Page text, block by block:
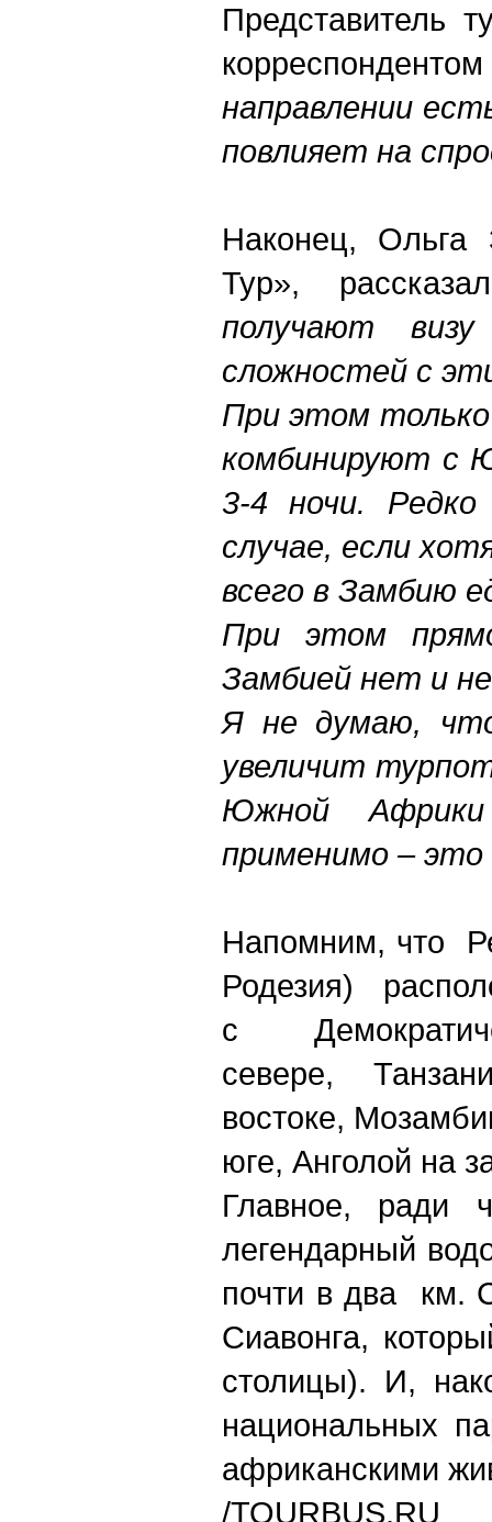
Представитель
направлении
повлияет на
Наконец, Ольга
Тур»,
получают
сложностей с
При этом
комбинируют с
3-4 ночи.
случае, если
всего в Замбию
При этом
Замбией нет и
Я не думаю, что
увеличит
Южной
применимо – это
Напомним, что
Родезия)
с
севере,
востоке,
юге, Анголой на
Главное, ради
легендарный
почти в два км.
Сиавонга,
столицы). И, н
национальных
африканскими
/TOURBUS.RU